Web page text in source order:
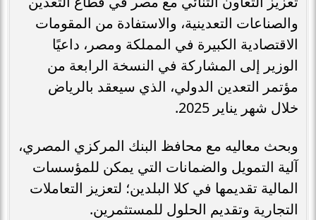
والصناعات التعدينية، والاستفادة من المقومات
الاقتصادية الكبيرة في المملكة ومصر، داعيًا
الوزير إلى المشاركة في النسخة الرابعة من
مؤتمر التعدين الدولي، الذي سيعقد بالرياض
خلال شهر يناير 2025.
وبحث معاليه مع محافظ البنك المركزي المصري،
آلية التمويل والضمانات التي يمكن للمؤسسات
المالية تقديمها في كلا البلدين؛ لتعزيز التعاملات
التجارية وتقديم الحلول للمستثمرين.